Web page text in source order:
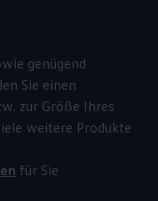
genügend
Sie einen
zur Größe Ihres
weitere Produkte
für Sie